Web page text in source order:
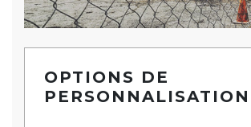
OPTIONS DE
PERSONNALISATION